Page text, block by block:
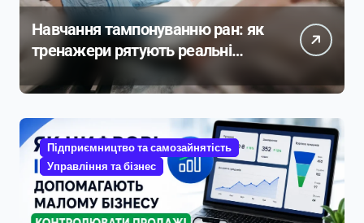
Навчання тампонуванню ран: як
тренажери рятують реальні
життя
Підприємництво та самозайнятість
Управління та бізнес